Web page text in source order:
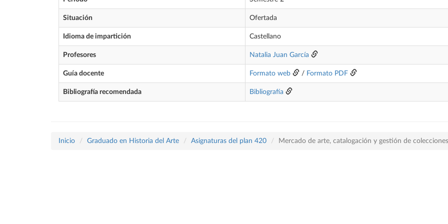
Situación Ofertada
Idioma de impartición Castellano
Profesores Natalia Juan García
Guía docente Formato web / Formato PDF
Bibliografía recomendada Bibliografía
Inicio Graduado en Historia del Arte Asignaturas del plan 420 Mercado de arte, catalogación y gestión de colecciones